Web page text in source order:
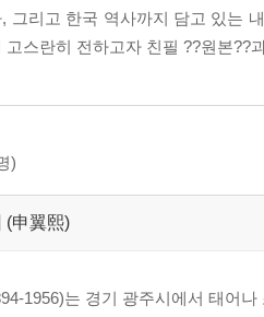
그리고 한국 역사까지 담고 있는
고스란히 전하고자 친필 ??원본??
)
(申翼熙)
1956)는 경기 광주시에서 태어